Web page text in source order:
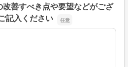
善すべき点や要望などがござ
記入ください
善すべき点や要望などがござい